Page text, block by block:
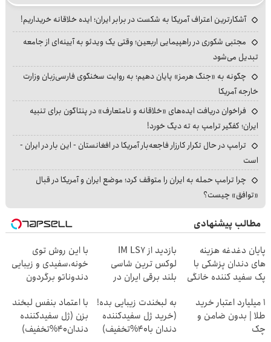
آشکارترین اعتراف آمریکا به شکست در برابر ایران؛ ایده خلاقانه خریداریم!
مجتبی شکوری در راهپیمایی اربعین؛ وقتی یک ویدئو به آیینه‌ای از جامعه
تبدیل می‌شود
چگونه به «جنگ هرمز» پایان دهیم؛ به روایت سخنگوی فارسی‌زبان وزارت
خارجه آمریکا
فراخوان دریافت ایده‌های «خلاقانه و نامتعارف» در پنتاگون برای تنبیه
ایران؛ کفگیر ترامپ به ته دیگ خورد!
ترامپ در حال تکرار کارزار فاجعه‌بار آمریکا در افغانستان - این بار در ایران -
است
چرا ترامپ حمله به ایران را متوقف کرد؛ موضع ایران و آمریکا در قبال
«توافق» چیست؟
مطالب پیشنهادی
پایان دغدغه هزینه
های دندان پزشکی با
پک سفید کننده خانگی
بازدید از IM LS7
لوکس ترین شاسی
بلند برقی ایران در
با این روش توی
خونه،سفیدی و زیبایی
دندوناتو برگردون
۱ میلیارد اعتبار خرید
طلا | بدون ضامن و
چک
به لبخندت زیبایی بده!
(خرید ژل سفیدکننده
دندان با40%تخفیف)
با اعتماد بنفس لبخند
بزن (ژل سفیدکننده
دندان40%تخفیف)